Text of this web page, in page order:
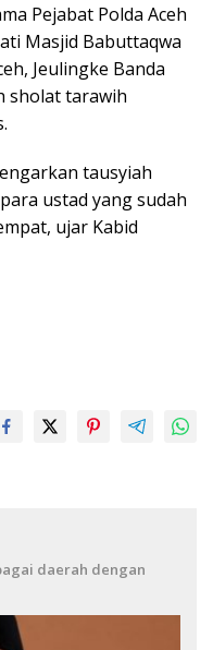
Pejabat Polda Aceh
Masjid Babuttaqwa
Jeulingke Banda
sholat tarawih
tausyiah
ustad yang sudah
ujar Kabid
daerah dengan